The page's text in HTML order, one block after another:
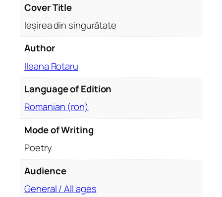
a
i
Cover Title
Ieșirea din singurătate
Author
Ileana Rotaru
Language of Edition
Romanian (ron)
Mode of Writing
Poetry
Audience
General / All ages